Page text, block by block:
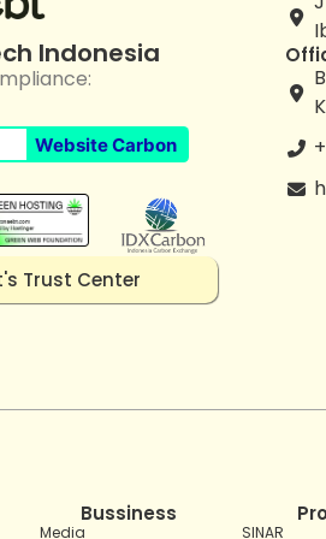
Indonesia
Website Carbon
Trust Center
Bussiness
Media SINAR